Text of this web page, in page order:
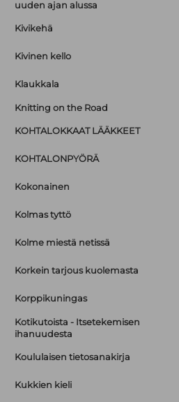
uuden ajan alussa
Kivikehä
Kivinen kello
Klaukkala
Knitting on the Road
KOHTALOKKAAT LÄÄKKEET
KOHTALONPYÖRÄ
Kokonainen
Kolmas tyttö
Kolme miestä netissä
Korkein tarjous kuolemasta
Korppikuningas
Kotikutoista - Itsetekemisen
ihanuudesta
Koululaisen tietosanakirja
Kukkien kieli